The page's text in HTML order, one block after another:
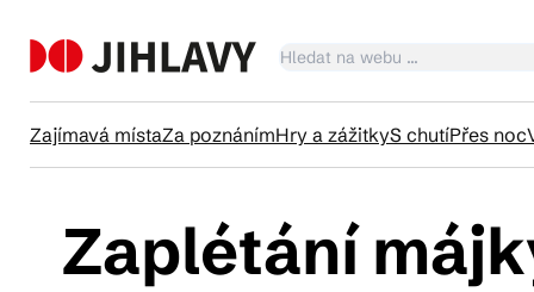
Zajímavá místaZa poznánímHry a zážitkyS chutíPřes noc
Zaplétání